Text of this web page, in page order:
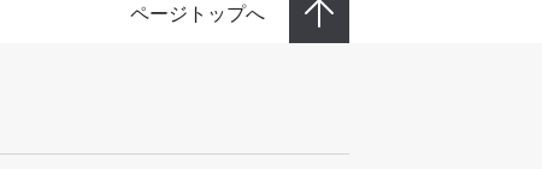
ページトップへ